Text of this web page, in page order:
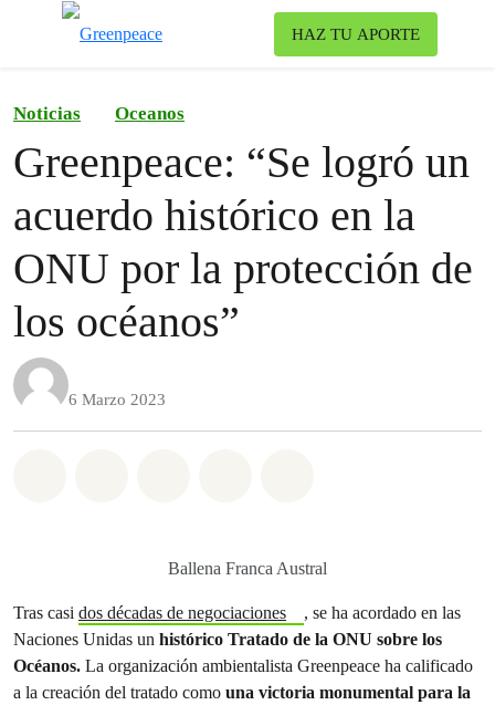
HAZ TU APORTE
Noticias Oceanos
Greenpeace: “Se logró un
acuerdo histórico en la
ONU por la protección de
los océanos”
6 Marzo 2023
Ballena Franca Austral
Tras casi dos décadas de negociaciones
, se ha acordado en las
Naciones Unidas un histórico Tratado de la ONU sobre los
Océanos. La organización ambientalista Greenpeace ha calificado
a la creación del tratado como una victoria monumental para la